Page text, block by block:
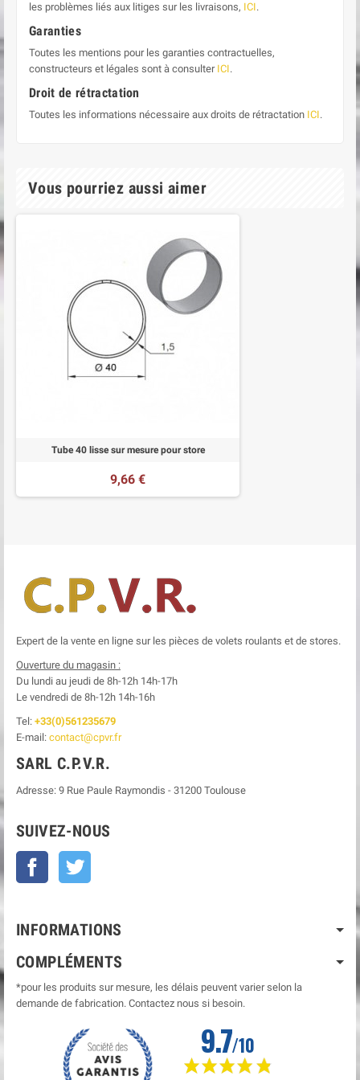
les problèmes liés aux litiges sur les livraisons, ICI.
Garanties
Toutes les mentions pour les garanties contractuelles,
constructeurs et légales sont à consulter ICI.
Droit de rétractation
Toutes les informations nécessaire aux droits de rétractation ICI.
Vous pourriez aussi aimer
Tube 40 lisse sur mesure pour store
9,66 €
Expert de la vente en ligne sur les pièces de volets roulants et de stores.
Ouverture du magasin :
Du lundi au jeudi de 8h-12h 14h-17h
Le vendredi de 8h-12h 14h-16h
Tel: +33(0)561235679
E-mail: contact@cpvr.fr
SARL C.P.V.R.
Adresse: 9 Rue Paule Raymondis - 31200 Toulouse
SUIVEZ-NOUS
Facebook
INFORMATIONS
COMPLÉMENTS
*pour les produits sur mesure, les délais peuvent varier selon la
demande de fabrication. Contactez nous si besoin.